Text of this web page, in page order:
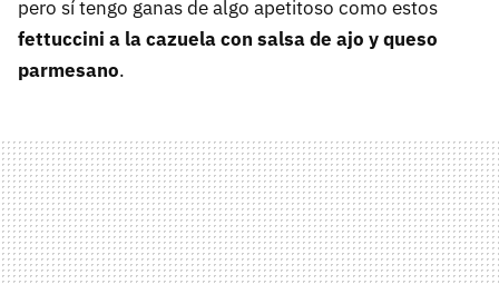
pero sí tengo ganas de algo apetitoso como estos
fettuccini a la cazuela con salsa de ajo y queso
parmesano.